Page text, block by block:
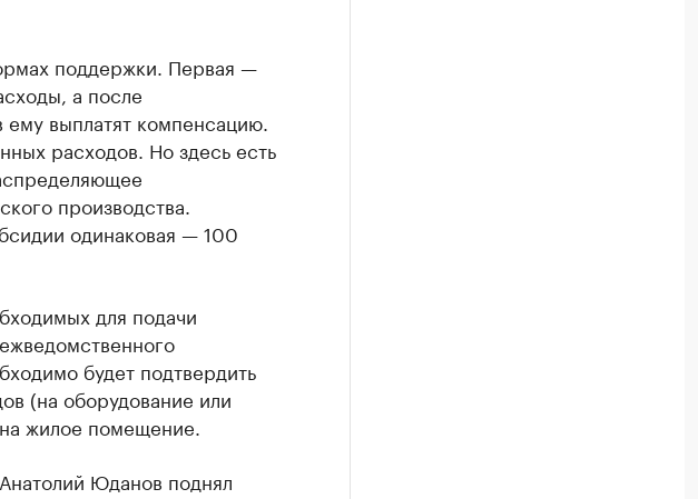
поддержки. Первая —
а после
выплатят компенсацию.
расходов. Но здесь есть
производства.
одинаковая — 100
для подачи
будет подтвердить
(на оборудование или
жилое помещение.
Юданов поднял